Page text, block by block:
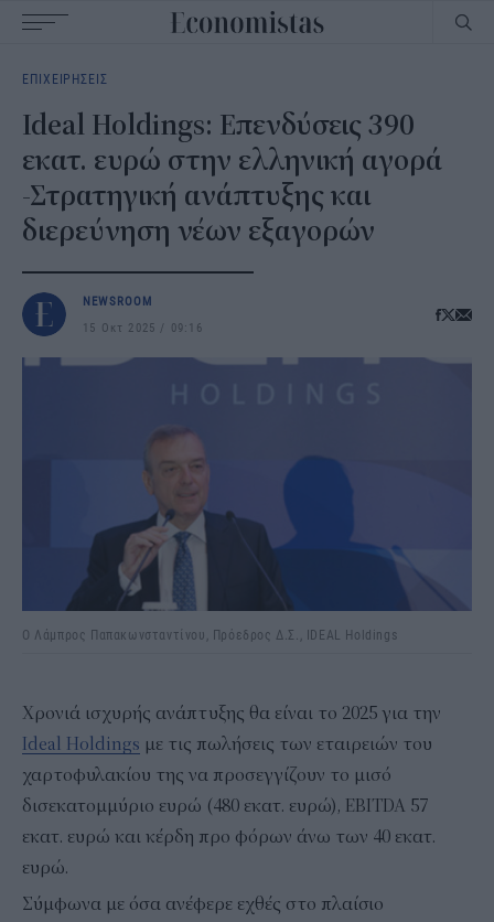
navigation
ΕΠΙΧΕΙΡΗΣΕΙΣ
Ideal Holdings: Επενδύσεις 390
εκατ. ευρώ στην ελληνική αγορά
-Στρατηγική ανάπτυξης και
διερεύνηση νέων εξαγορών
NEWSROOM
15 Οκτ 2025
09:16
Ο Λάμπρος Παπακωνσταντίνου, Πρόεδρος Δ.Σ., IDEAL Holdings
Χρονιά ισχυρής ανάπτυξης θα είναι το 2025 για την
Ideal Holdings με τις πωλήσεις των εταιρειών του
χαρτοφυλακίου της να προσεγγίζουν το μισό
δισεκατομμύριο ευρώ (480 εκατ. ευρώ), EBITDA 57
εκατ. ευρώ και κέρδη προ φόρων άνω των 40 εκατ.
ευρώ.
Σύμφωνα με όσα ανέφερε εχθές στο πλαίσιο